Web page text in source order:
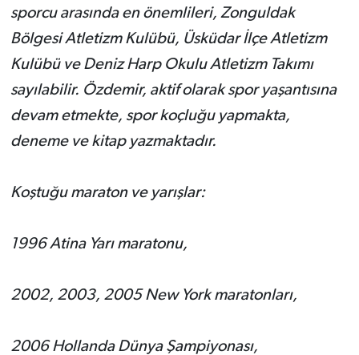
sporcu arasında en önemlileri, Zonguldak
Bölgesi Atletizm Kulübü, Üsküdar İlçe Atletizm
Kulübü ve Deniz Harp Okulu Atletizm Takımı
sayılabilir. Özdemir, aktif olarak spor yaşantısına
devam etmekte, spor koçluğu yapmakta,
deneme ve kitap yazmaktadır.
Koştuğu maraton ve yarışlar:
1996 Atina Yarı maratonu,
2002, 2003, 2005 New York maratonları,
2006 Hollanda Dünya Şampiyonası,